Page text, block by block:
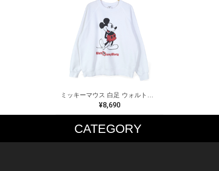
ミッキーマウス 白足 ウォルトディズニーオフィシャル スウェット ホワイト WALT DISNEY WORLD ウォルトディズニーオフィシャル サイズXL相当 古着 CF0995
¥8,690
CATEGORY
MUSIC TEE T-SHIRTS